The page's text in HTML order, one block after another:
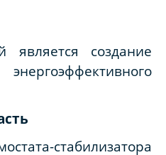
является создание
стабилизатора